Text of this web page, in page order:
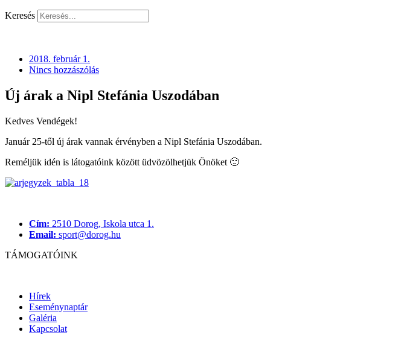
Keresés
2018. február 1.
Nincs hozzászólás
Új árak a Nipl Stefánia Uszodában
Kedves Vendégek!
Január 25-től új árak vannak érvényben a Nipl Stefánia Uszodában.
Reméljük idén is látogatóink között üdvözölhetjük Önöket 🙂
Cím: 2510 Dorog, Iskola utca 1.
Email: sport@dorog.hu
TÁMOGATÓINK
Hírek
Eseménynaptár
Galéria
Kapcsolat